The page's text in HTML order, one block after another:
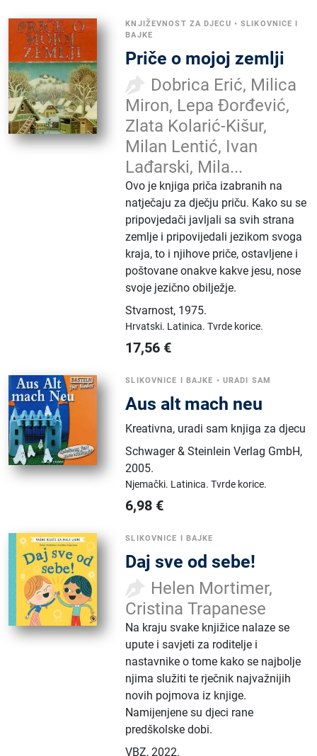
KNJIŽEVNOST ZA DJECU •SLIKOVNICE I
BAJKE
Priče o mojoj zemlji
Dobrica Erić, Milica
Miron, Lepa Đorđević,
Zlata Kolarić-Kišur,
Milan Lentić, Ivan
Lađarski, Mila...
Ovo je knjiga priča izabranih na
natječaju za dječju priču. Kako su se
pripovjedači javljali sa svih strana
zemlje i pripovijedali jezikom svoga
kraja, to i njihove priče, ostavljene i
poštovane onakve kakve jesu, nose
svoje jezično obilježje.
Stvarnost, 1975.
Hrvatski. Latinica.Tvrde korice.
17,56 €
SLIKOVNICE I BAJKE • URADI SAM
Aus alt mach neu
Kreativna, uradi sam knjiga za djecu
Schwager & Steinlein Verlag GmbH,
2005.
Njemački. Latinica.Tvrde korice.
6,98 €
SLIKOVNICE I BAJKE
Daj sve od sebe!
Helen Mortimer,
Cristina Trapanese
Na kraju svake knjižice nalaze se
upute i savjeti za roditelje i
nastavnike o tome kako se najbolje
njima služiti te rječnik najvažnijih
novih pojmova iz knjige.
Namijenjene su djeci rane
predškolske dobi.
VBZ,2022.